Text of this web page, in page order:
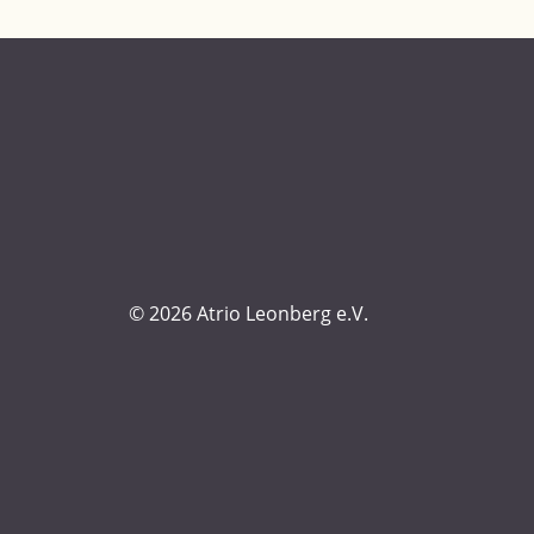
© 2026 Atrio Leonberg e.V.